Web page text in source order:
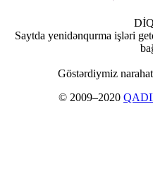
Saytda yenidənqurma işləri
Göstərdiymiz
© 2009–2020